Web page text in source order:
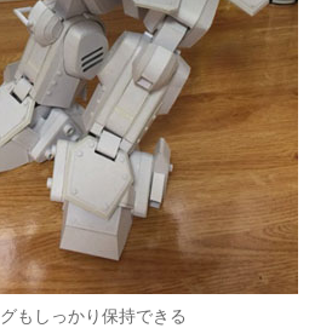
もしっかり保持できる